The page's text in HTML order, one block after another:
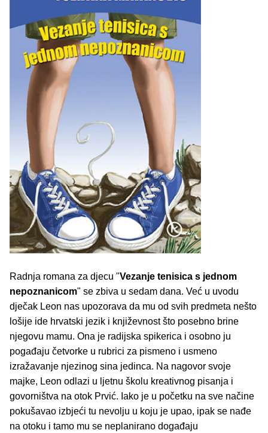
Radnja romana za djecu "Vezanje tenisica s jednom
nepoznanicom" se zbiva u sedam dana. Već u uvodu
dječak Leon nas upozorava da mu od svih predmeta nešto
lošije ide hrvatski jezik i književnost što posebno brine
njegovu mamu. Ona je radijska spikerica i osobno ju
pogađaju četvorke u rubrici za pismeno i usmeno
izražavanje njezinog sina jedinca. Na nagovor svoje
majke, Leon odlazi u ljetnu školu kreativnog pisanja i
govorništva na otok Prvić. Iako je u početku na sve načine
pokušavao izbjeći tu nevolju u koju je upao, ipak se nađe
na otoku i tamo mu se neplanirano događaju